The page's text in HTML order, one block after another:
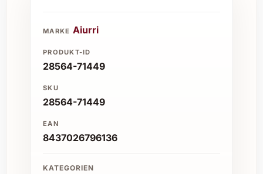
MARKE Aiurri
PRODUKT-ID
28564-71449
SKU
28564-71449
EAN
8437026796136
KATEGORIEN